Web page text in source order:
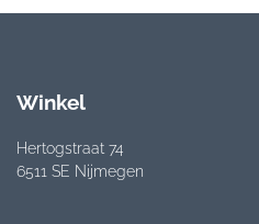
Winkel
Hertogstraat 74
6511 SE Nijmegen